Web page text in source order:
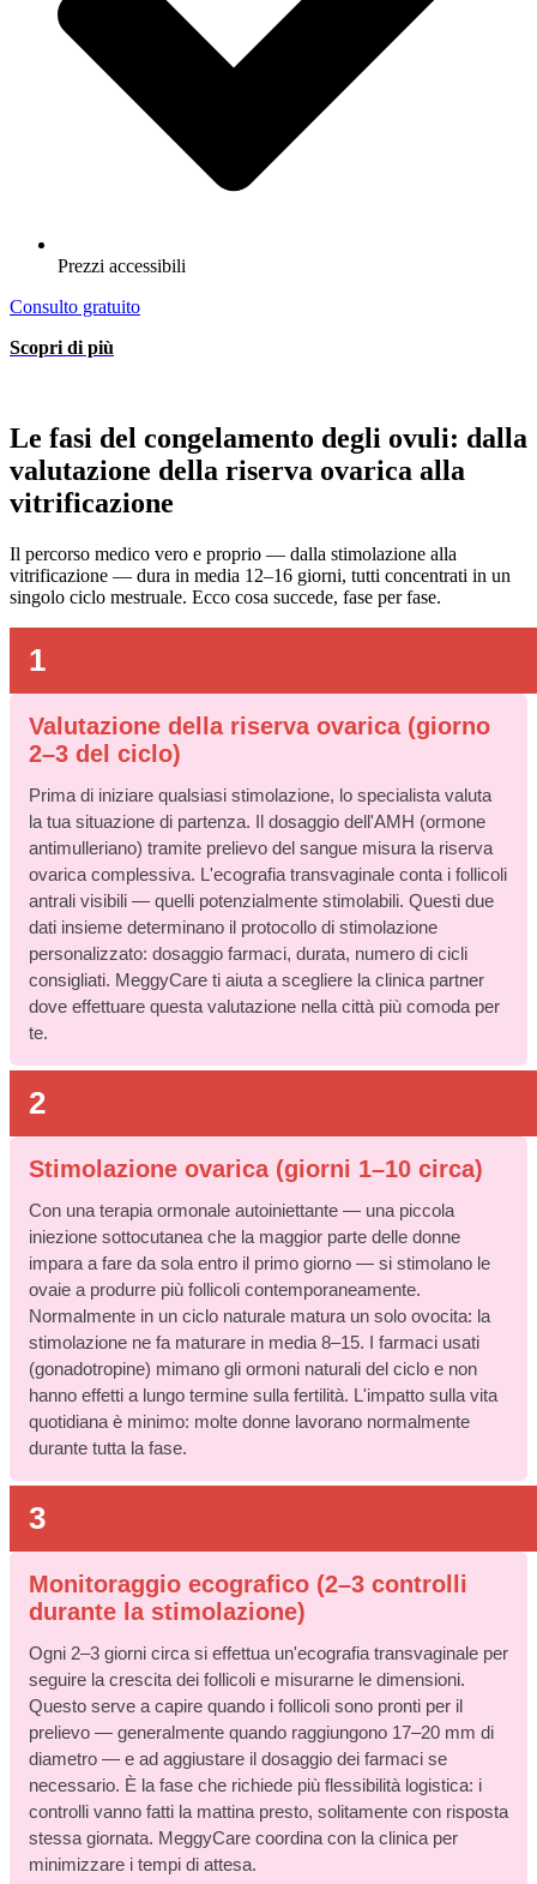
Prezzi accessibili
Consulto gratuito
Scopri di più
Le fasi del congelamento degli ovuli: dalla
valutazione della riserva ovarica alla
vitrificazione
Il percorso medico vero e proprio — dalla stimolazione alla
vitrificazione — dura in media 12–16 giorni, tutti concentrati in un
singolo ciclo mestruale. Ecco cosa succede, fase per fase.
1
Valutazione della riserva ovarica (giorno
2–3 del ciclo)
Prima di iniziare qualsiasi stimolazione, lo specialista valuta
la tua situazione di partenza. Il dosaggio dell'AMH (ormone
antimulleriano) tramite prelievo del sangue misura la riserva
ovarica complessiva. L'ecografia transvaginale conta i follicoli
antrali visibili — quelli potenzialmente stimolabili. Questi due
dati insieme determinano il protocollo di stimolazione
personalizzato: dosaggio farmaci, durata, numero di cicli
consigliati. MeggyCare ti aiuta a scegliere la clinica partner
dove effettuare questa valutazione nella città più comoda per
te.
2
Stimolazione ovarica (giorni 1–10 circa)
Con una terapia ormonale autoiniettante — una piccola
iniezione sottocutanea che la maggior parte delle donne
impara a fare da sola entro il primo giorno — si stimolano le
ovaie a produrre più follicoli contemporaneamente.
Normalmente in un ciclo naturale matura un solo ovocita: la
stimolazione ne fa maturare in media 8–15. I farmaci usati
(gonadotropine) mimano gli ormoni naturali del ciclo e non
hanno effetti a lungo termine sulla fertilità. L'impatto sulla vita
quotidiana è minimo: molte donne lavorano normalmente
durante tutta la fase.
3
Monitoraggio ecografico (2–3 controlli
durante la stimolazione)
Ogni 2–3 giorni circa si effettua un'ecografia transvaginale per
seguire la crescita dei follicoli e misurarne le dimensioni.
Questo serve a capire quando i follicoli sono pronti per il
prelievo — generalmente quando raggiungono 17–20 mm di
diametro — e ad aggiustare il dosaggio dei farmaci se
necessario. È la fase che richiede più flessibilità logistica: i
controlli vanno fatti la mattina presto, solitamente con risposta
stessa giornata. MeggyCare coordina con la clinica per
minimizzare i tempi di attesa.